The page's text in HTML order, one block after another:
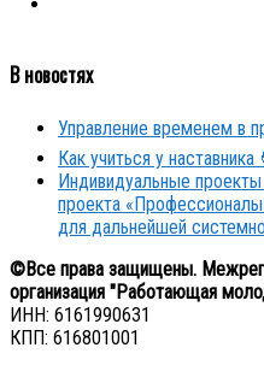
В новостях
Управление временем в
Как учиться у
Индивидуальные
проекта
для дальнейшей
©Все права защищены.
организация "Работающая
ИНН: 6161990631
КПП: 616801001